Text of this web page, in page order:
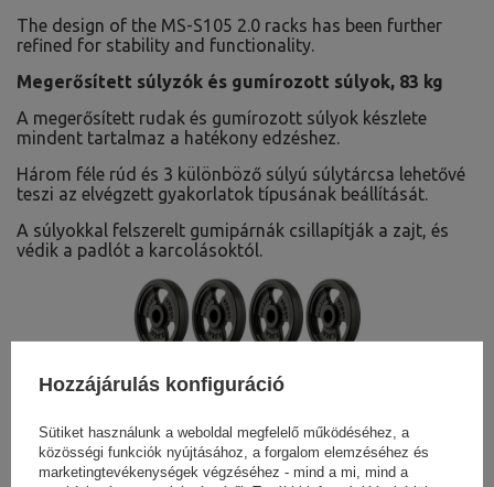
The design of the MS-S105 2.0 racks has been further
refined for stability and functionality.
Megerősített súlyzók és gumírozott súlyok, 83 kg
A megerősített rudak és gumírozott súlyok készlete
mindent tartalmaz a hatékony edzéshez.
Három féle rúd és 3 különböző súlyú súlytárcsa lehetővé
teszi az elvégzett gyakorlatok típusának beállítását.
A súlyokkal felszerelt gumipárnák csillapítják a zajt, és
védik a padlót a karcolásoktól.
Hozzájárulás konfiguráció
Sütiket használunk a weboldal megfelelő működéséhez, a
közösségi funkciók nyújtásához, a forgalom elemzéséhez és
marketingtevékenységek végzéséhez - mind a mi, mind a